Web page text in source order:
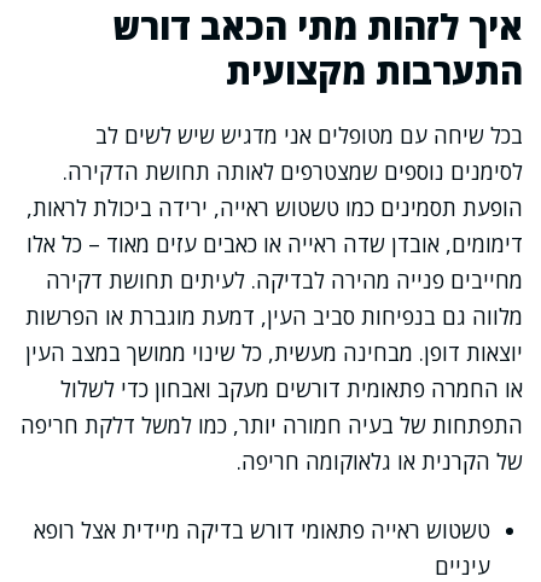
איך לזהות מתי הכאב דורש
התערבות מקצועית
בכל שיחה עם מטופלים אני מדגיש שיש לשים לב
לסימנים נוספים שמצטרפים לאותה תחושת הדקירה.
הופעת תסמינים כמו טשטוש ראייה, ירידה ביכולת לראות,
דימומים, אובדן שדה ראייה או כאבים עזים מאוד – כל אלו
מחייבים פנייה מהירה לבדיקה. לעיתים תחושת דקירה
מלווה גם בנפיחות סביב העין, דמעת מוגברת או הפרשות
יוצאות דופן. מבחינה מעשית, כל שינוי ממושך במצב העין
או החמרה פתאומית דורשים מעקב ואבחון כדי לשלול
התפתחות של בעיה חמורה יותר, כמו למשל דלקת חריפה
של הקרנית או גלאוקומה חריפה.
טשטוש ראייה פתאומי דורש בדיקה מיידית אצל רופא
עיניים